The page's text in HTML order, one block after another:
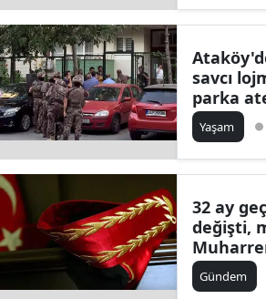
savcı
parka
yaralı
Yaşam
32 ay
değişti,
ilgili
Gündem